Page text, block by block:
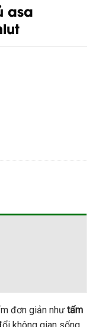
asa
đơn giản như tấm